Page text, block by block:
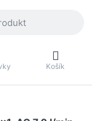
Košík